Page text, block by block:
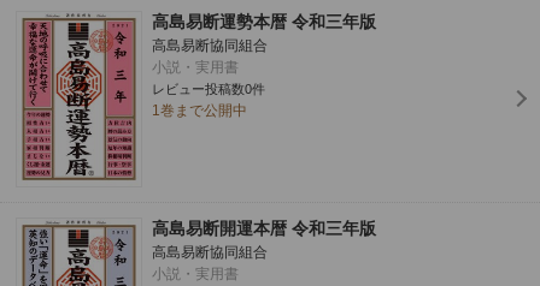
高島易断運勢本暦 令和三年版
高島易断協同組合
小説・実用書
レビュー投稿数0件
1巻まで公開中
高島易断開運本暦 令和三年版
高島易断協同組合
小説・実用書